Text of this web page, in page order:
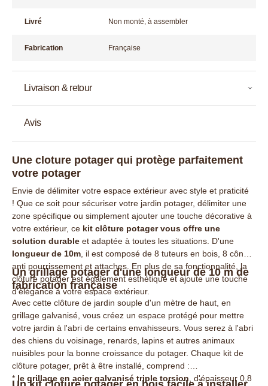
Une cloture potager qui protège parfaitement
votre potager
Envie de délimiter votre espace extérieur avec style et praticité
! Que ce soit pour sécuriser votre jardin potager, délimiter une
zone spécifique ou simplement ajouter une touche décorative à
votre extérieur, ce kit clôture potager vous offre une
solution durable et adaptée à toutes les situations. D'une
longueur de 10m , il est composé de 8 tuteurs en bois, 8 cônes
anti pourrissement et attaches. En plus de sa fonctionnalité, la
clôture potager est également esthétique et ajoute une touche
d'élégance à votre espace extérieur.
Un grillage potager d'une longueur de 10 m de
fabrication française
Avec cette clôture de jardin souple d'un mètre de haut, en
grillage galvanisé, vous créez un espace protégé pour mettre
votre jardin à l'abri de certains envahisseurs. Vous serez à l'abri
des chiens du voisinage, renards, lapins et autres animaux
nuisibles pour la bonne croissance du potager. Chaque kit de
clôture potager, prêt à être installé, comprend :
* le grillage en acier galvanisé triple torsion , d'épaisseur 0,8
Livré Non monté, à assembler
Fabrication Française
Livraison & retour
Avis